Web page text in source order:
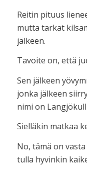
Reitin pituus
mutta tarkat
jälkeen.
Tavoite on, että
Sen jälkeen
jonka jälkeen
nimi on Langjökull.
Sielläkin matkaa
No, tämä on
tulla hyvinkin